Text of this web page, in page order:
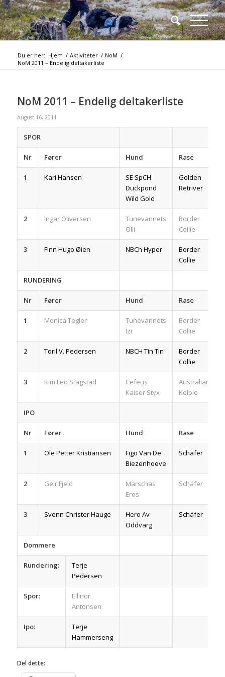
Du er her: Hjem / Aktiviteter / NoM /
NoM 2011 – Endelig deltakerliste
NoM 2011 – Endelig deltakerliste
August 16, 2011
SPOR
Nr Fører Hund Rase
1 Kari Hansen
SE SpCH
Duckpond
Wild Gold
Golden
Retriver
2 Ingar Oliversen
Tunevannets
Olli
Border
Collie
3 Finn Hugo Øien NBCh Hyper
Border
Collie
RUNDERING
Nr Fører Hund Rase
1 Monica Tegler
Tunevannets
Izi
Border
Collie
2 Toril V. Pedersen NBCH Tin Tin
Border
Collie
3 Kim Leo Stagstad
Cefeus
Kaiser Styx
Australian
Kelpie
IPO
Nr Fører Hund Rase
1 Ole Petter Kristiansen
Figo Van De
Biezenhoeve
Schäfer
2 Geir Fjeld
Marschas
Eros
Schäfer
3 Svenn Christer Hauge
Hero Av
Oddvarg
Schäfer
Dommere
Rundering:
Terje
Pedersen
Spor:
Ellinor
Antonsen
Ipo:
Terje
Hammerseng
Del dette: